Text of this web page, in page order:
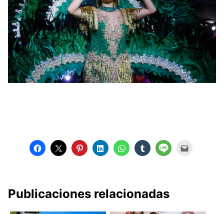
Publicaciones relacionadas